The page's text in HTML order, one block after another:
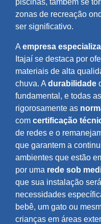
piscinas, também se
zonas de recreação
ser significativo.
A empresa
Itajaí se destaca por
materiais de alta
chuva. A durabilidade
fundamental, e todas
rigorosamente as
com certificação
de redes e o
que garantem a
ambientes que estão
por uma rede sob
que sua instalação
necessidades
bebê, um gato ou
crianças em áreas